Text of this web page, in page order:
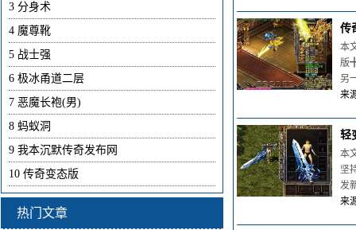
传
本
版
另
来
轻
本
坚
发
来
3 分身术
4 魔尊靴
5 战士强
6 极冰甬道二层
7 恶魔长袍(男)
8 蚂蚁洞
9 我本沉默传奇发布网
10 传奇变态版
热门文章